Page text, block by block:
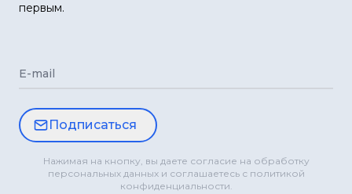
первым.
E-mail
Подписаться
Нажимая на кнопку, вы даете согласие на обработку
персональных данных и соглашаетесь с политикой
конфиденциальности.